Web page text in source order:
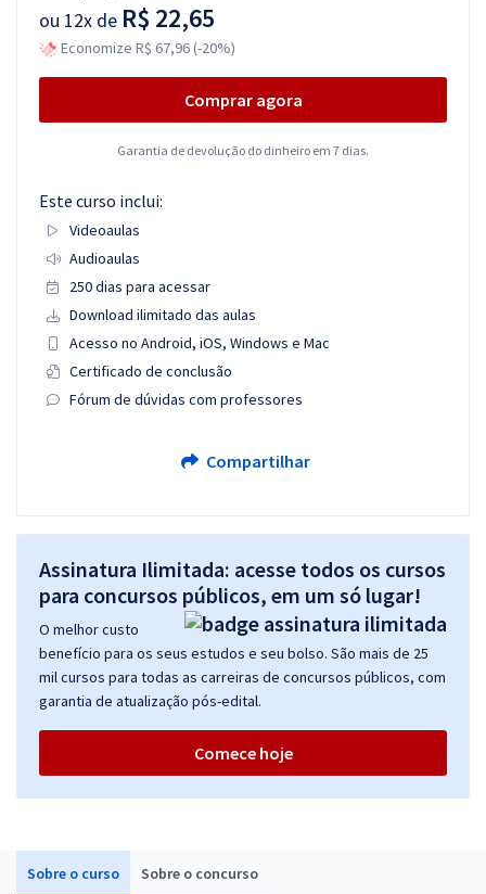
Sobre o curso Sobre o concurso
ou 12x de R$ 22,65
Economize R$ 67,96 (-20%)
Comprar agora
Garantia de devolução do dinheiro em 7 dias.
Este curso inclui:
Videoaulas
Audioaulas
250 dias para acessar
Download ilimitado das aulas
Acesso no Android, iOS, Windows e Mac
Certificado de conclusão
Fórum de dúvidas com professores
Compartilhar
Assinatura Ilimitada: acesse todos os cursos
para concursos públicos, em um só lugar!
O melhor custo
benefício para os seus estudos e seu bolso. São mais de 25
mil cursos para todas as carreiras de concursos públicos, com
garantia de atualização pós-edital.
Comece hoje